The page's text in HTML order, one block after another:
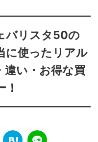
バリスタ50の
に使ったリアル
違い・お得な買